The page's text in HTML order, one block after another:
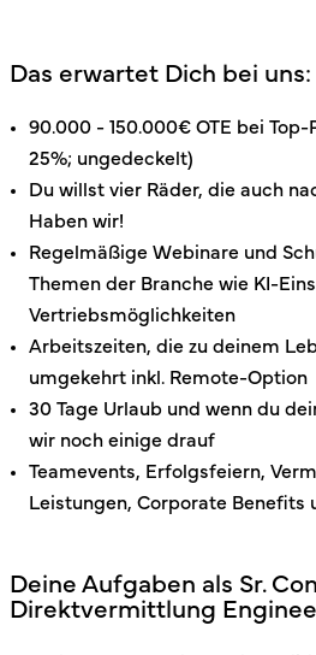
Das erwartet Dich bei uns:
90.000 - 150.000€ OTE bei
25%; ungedeckelt)
Du willst vier Räder, die auch
Haben wir!
Regelmäßige Webinare und
Themen der Branche wie KI-
Vertriebsmöglichkeiten
Arbeitszeiten, die zu deinem
umgekehrt inkl. Remote-Option
30 Tage Urlaub und wenn du
wir noch einige drauf
Teamevents, Erfolgsfeiern,
Leistungen, Corporate Benefits
Deine Aufgaben als Sr.
Direktvermittlung